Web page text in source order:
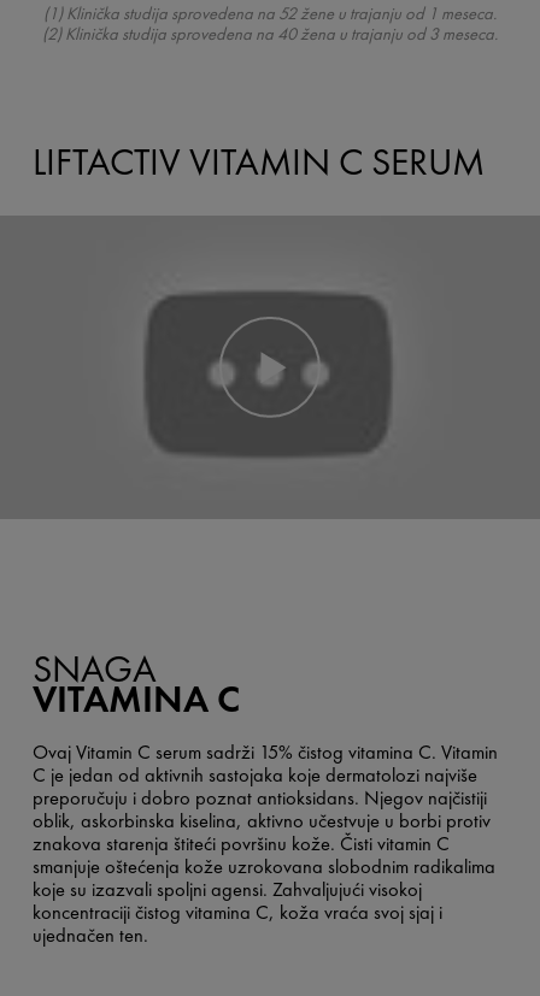
(1) Klinička studija sprovedena na 52 žene u trajanju od 1 meseca.
(2) Klinička studija sprovedena na 40 žena u trajanju od 3 meseca.
LIFTACTIV VITAMIN C SERUM
SNAGA
VITAMINA C
Ovaj Vitamin C serum sadrži 15% čistog vitamina C. Vitamin
C je jedan od aktivnih sastojaka koje dermatolozi najviše
preporučuju i dobro poznat antioksidans. Njegov najčistiji
oblik, askorbinska kiselina, aktivno učestvuje u borbi protiv
znakova starenja štiteći površinu kože. Čisti vitamin C
smanjuje oštećenja kože uzrokovana slobodnim radikalima
koje su izazvali spoljni agensi. Zahvaljujući visokoj
koncentraciji čistog vitamina C, koža vraća svoj sjaj i
ujednačen ten.